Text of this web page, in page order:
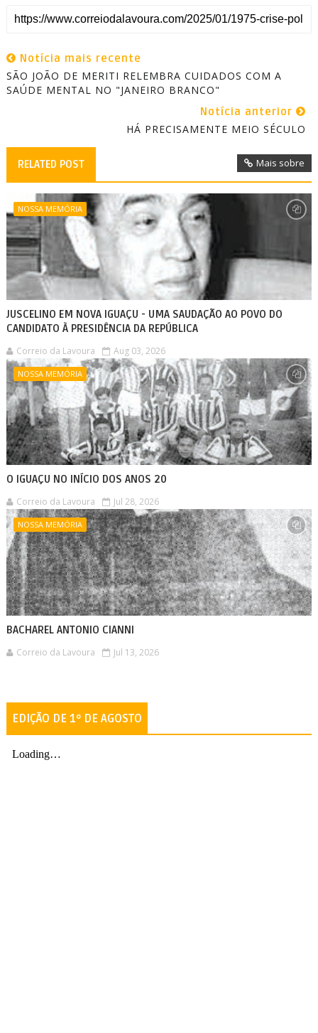
Notícia mais recente
SÃO JOÃO DE MERITI RELEMBRA CUIDADOS COM A
SAÚDE MENTAL NO "JANEIRO BRANCO"
Notícia anterior
HÁ PRECISAMENTE MEIO SÉCULO
RELATED POST Mais sobre
NOSSA MEMÓRIA
JUSCELINO EM NOVA IGUAÇU - UMA SAUDAÇÃO AO POVO DO
CANDIDATO À PRESIDÊNCIA DA REPÚBLICA
Correio da Lavoura Aug 03, 2026
NOSSA MEMÓRIA
O IGUAÇU NO INÍCIO DOS ANOS 20
Correio da Lavoura Jul 28, 2026
NOSSA MEMÓRIA
BACHAREL ANTONIO CIANNI
Correio da Lavoura Jul 13, 2026
EDIÇÃO DE 1º DE AGOSTO